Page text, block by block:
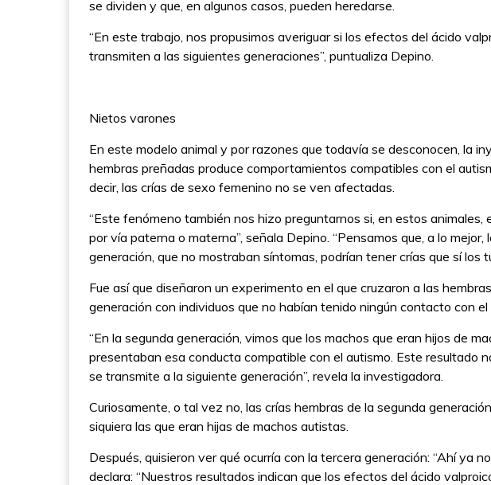
se dividen y que, en algunos casos, pueden heredarse.
“En este trabajo, nos propusimos averiguar si los efectos del ácido
transmiten a las siguientes generaciones”, puntualiza Depino.
Nietos varones
En este modelo animal y por razones que todavía se desconocen, la
hembras preñadas produce comportamientos compatibles con el
decir, las crías de sexo femenino no se ven afectadas.
“Este fenómeno también nos hizo preguntarnos si, en estos
por vía paterna o materna”, señala Depino. “Pensamos que, a lo mejor,
generación, que no mostraban síntomas, podrían tener crías que sí los
Fue así que diseñaron un experimento en el que cruzaron a las
generación con individuos que no habían tenido ningún contacto con el
“En la segunda generación, vimos que los machos que eran hijos de
presentaban esa conducta compatible con el autismo. Este resultado
se transmite a la siguiente generación”, revela la investigadora.
Curiosamente, o tal vez no, las crías hembras de la segunda
siquiera las que eran hijas de machos autistas.
Después, quisieron ver qué ocurría con la tercera generación: “Ahí ya
declara: “Nuestros resultados indican que los efectos del ácido